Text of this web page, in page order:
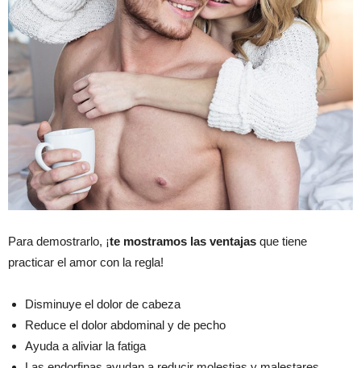
Para demostrarlo, ¡te mostramos las ventajas que tiene
practicar el amor con la regla!
Disminuye el dolor de cabeza
Reduce el dolor abdominal y de pecho
Ayuda a aliviar la fatiga